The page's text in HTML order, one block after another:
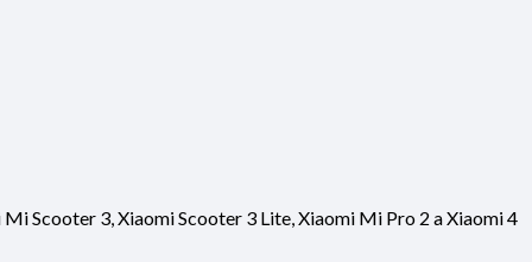
Scooter 3, Xiaomi Scooter 3 Lite, Xiaomi Mi Pro 2 a Xiaomi 4